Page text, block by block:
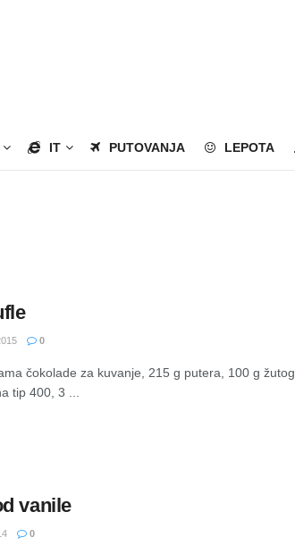
IT PUTOVANJA LEPOTA
0
čokolade za kuvanje, 215 g putera, 100 g žutog
tip 400, 3 ...
vanile
0